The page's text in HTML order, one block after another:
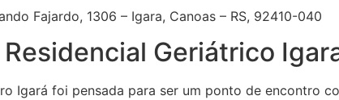
Fajardo, 1306 – Igara, Canoas – RS, 92410-040
Geriátrico
Igará foi pensada para ser um ponto de encontro